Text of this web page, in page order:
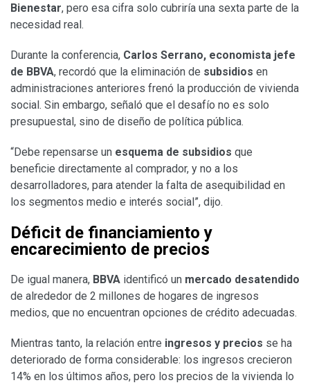
Bienestar, pero esa cifra solo cubriría una sexta parte de la
necesidad real.
Durante la conferencia, Carlos Serrano, economista jefe
de BBVA, recordó que la eliminación de subsidios en
administraciones anteriores frenó la producción de vivienda
social. Sin embargo, señaló que el desafío no es solo
presupuestal, sino de diseño de política pública.
“Debe repensarse un esquema de subsidios que
beneficie directamente al comprador, y no a los
desarrolladores, para atender la falta de asequibilidad en
los segmentos medio e interés social”, dijo.
Déficit de financiamiento y
encarecimiento de precios
De igual manera, BBVA identificó un mercado desatendido
de alrededor de 2 millones de hogares de ingresos
medios, que no encuentran opciones de crédito adecuadas.
Mientras tanto, la relación entre ingresos y precios se ha
deteriorado de forma considerable: los ingresos crecieron
14% en los últimos años, pero los precios de la vivienda lo